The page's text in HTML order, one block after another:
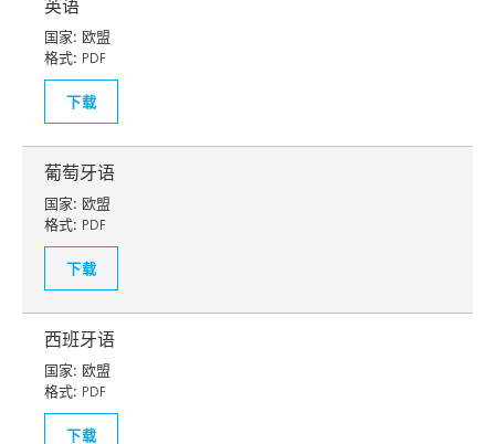
英语
国家: 欧盟
格式: PDF
下载
葡萄牙语
国家: 欧盟
格式: PDF
下载
西班牙语
国家: 欧盟
格式: PDF
下载